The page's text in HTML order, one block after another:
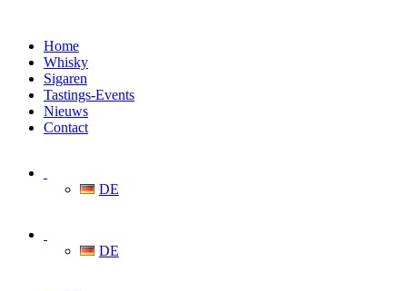
Home
Whisky
Sigaren
Tastings-Events
Nieuws
Contact
DE
DE